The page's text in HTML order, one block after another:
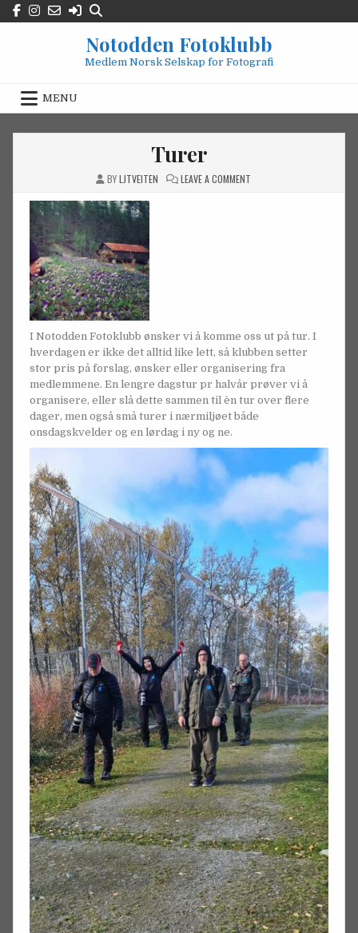
Skip
to
Notodden Fotoklubb
Medlem Norsk Selskap for Fotografi
MENU
Turer
BYLJTVEITEN LEAVE A COMMENTON
I Notodden Fotoklubb ønsker vi å komme oss ut på tur. I
hverdagen er ikke det alltid like lett, så klubben setter
stor pris på forslag, ønsker eller organisering fra
medlemmene. En lengre dagstur pr halvår prøver vi å
organisere, eller slå dette sammen til èn tur over flere
dager, men også små turer i nærmiljøet både
onsdagskvelder og en lørdag i ny og ne.